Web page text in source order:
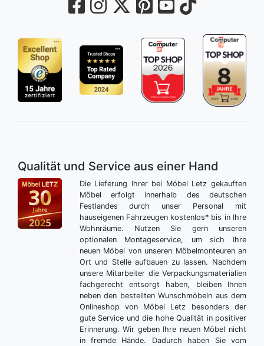
Qualität und Service aus einer Hand
Die Lieferung Ihrer bei Möbel Letz gekauften
Möbel erfolgt innerhalb des deutschen
Festlandes durch unser Personal mit
hauseigenen Fahrzeugen kostenlos* bis in Ihre
Wohnräume. Nutzen Sie gern unseren
optionalen Montageservice, um sich Ihre
neuen Möbel von unseren Möbelmonteuren an
Ort und Stelle aufbauen zu lassen. Nachdem
unsere Mitarbeiter die Verpackungsmaterialien
fachgerecht entsorgt haben, bleiben Ihnen
neben den bestellten Wunschmöbeln aus dem
Onlineshop von Möbel Letz besonders der
gute Service und die hohe Qualität in positiver
Erinnerung. Wir geben Ihre neuen Möbel nicht
in fremde Hände. Dadurch haben Sie vom